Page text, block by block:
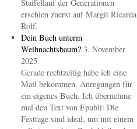
Staffellauf der Generationen
erschien zuerst auf Margit Ricarda
Rolf.
Dein Buch unterm
Weihnachtsbaum? 3. November
2025
Gerade rechtzeitig habe ich eine
Mail bekommen. Anregungen für
ein eigenes Buch. Ich übernehme
mal den Text von Epubli: Die
Festtage sind ideal, um mit einem